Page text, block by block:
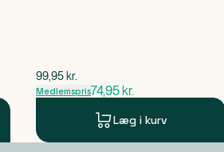
$gammel pris
99,95 kr.
Medlemspris74,95 kr.
Læg i kurv